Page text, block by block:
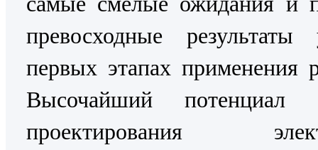
превосходные
первых этапах применения
Высочайший потенциал
проектирования